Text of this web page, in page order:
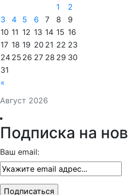
Август 2026
«
1
2
3
4 5 6 7 8
9
10 11 12 13 14 15 16
17 18 19 20 21 22 23
24 25 26 27 28 29 30
31
Подписка на
Ваш email: